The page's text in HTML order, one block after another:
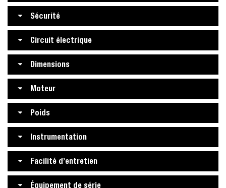
Sécurité
Circuit électrique
Dimensions
Moteur
Poids
Instrumentation
Facilité d’entretien
Équipement de série